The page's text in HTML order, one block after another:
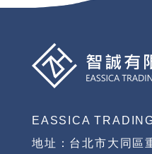
EASSICA
地址：台北市大同區